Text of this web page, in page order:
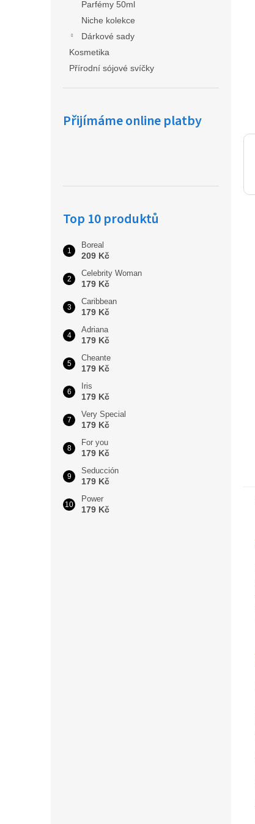
Parfémy 50ml
Niche kolekce
Dárkové sady
Kosmetika
Přírodní sójové svíčky
Přijímáme online platby
Top 10 produktů
Boreal
209 Kč
Celebrity Woman
179 Kč
Caribbean
179 Kč
Adriana
179 Kč
Cheante
179 Kč
Iris
179 Kč
Very Special
179 Kč
For you
179 Kč
Seducción
179 Kč
Power
179 Kč